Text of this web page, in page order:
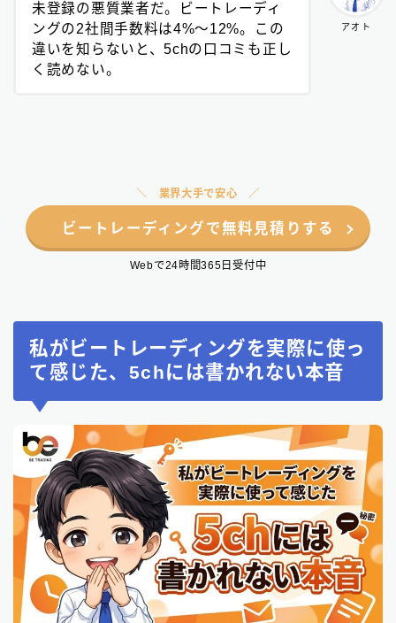
アオト
未登録の悪質業者だ。ビートレーディ
ングの2社間手数料は4%〜12%。この
違いを知らないと、5chの口コミも正し
く読めない。
業界大手で安心
ビートレーディングで無料見積りする
Webで24時間365日受付中
私がビートレーディングを実際に使っ
て感じた、5chには書かれない本音